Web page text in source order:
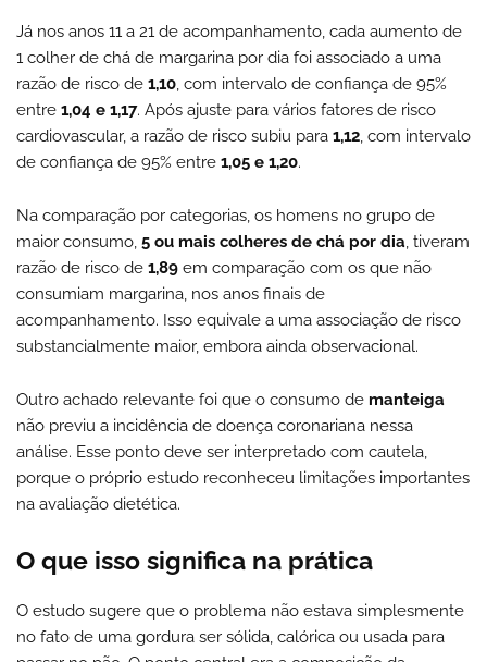
Já nos anos 11 a 21 de acompanhamento, cada aumento de
1 colher de chá de margarina por dia foi associado a uma
razão de risco de 1,10, com intervalo de confiança de 95%
entre 1,04 e 1,17. Após ajuste para vários fatores de risco
cardiovascular, a razão de risco subiu para 1,12, com intervalo
de confiança de 95% entre 1,05 e 1,20.
Na comparação por categorias, os homens no grupo de
maior consumo, 5 ou mais colheres de chá por dia, tiveram
razão de risco de 1,89 em comparação com os que não
consumiam margarina, nos anos finais de
acompanhamento. Isso equivale a uma associação de risco
substancialmente maior, embora ainda observacional.
Outro achado relevante foi que o consumo de manteiga
não previu a incidência de doença coronariana nessa
análise. Esse ponto deve ser interpretado com cautela,
porque o próprio estudo reconheceu limitações importantes
na avaliação dietética.
O que isso significa na prática
O estudo sugere que o problema não estava simplesmente
no fato de uma gordura ser sólida, calórica ou usada para